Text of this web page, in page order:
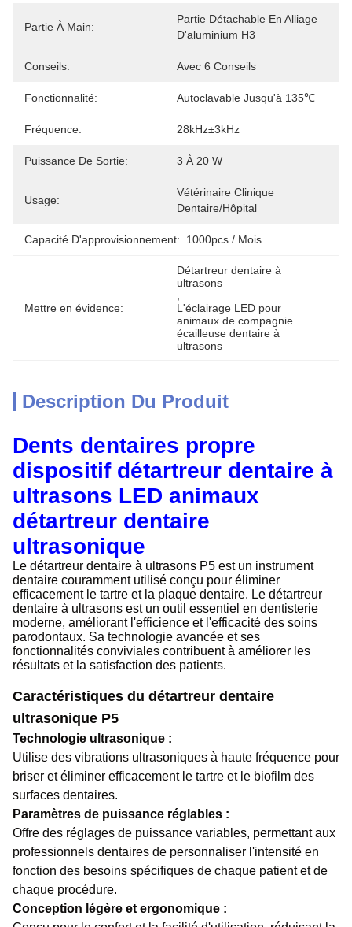
Partie À Main:
Partie Détachable En Alliage
D'aluminium H3
Conseils: Avec 6 Conseils
Fonctionnalité: Autoclavable Jusqu'à 135℃
Fréquence: 28kHz±3kHz
Puissance De Sortie: 3 À 20 W
Usage:
Vétérinaire Clinique
Dentaire/hôpital
Capacité D'approvisionnement: 1000pcs / Mois
Mettre en évidence:
Détartreur dentaire à
ultrasons
L'éclairage LED pour
animaux de compagnie
écailleuse dentaire à
ultrasons
Description Du Produit
Dents dentaires propre
dispositif détartreur dentaire à
ultrasons LED animaux
détartreur dentaire
ultrasonique
Le détartreur dentaire à ultrasons P5 est un instrument
dentaire couramment utilisé conçu pour éliminer
efficacement le tartre et la plaque dentaire. Le détartreur
dentaire à ultrasons est un outil essentiel en dentisterie
moderne, améliorant l'efficience et l'efficacité des soins
parodontaux. Sa technologie avancée et ses
fonctionnalités conviviales contribuent à améliorer les
résultats et la satisfaction des patients.
Caractéristiques du détartreur dentaire
ultrasonique P5
Technologie ultrasonique :
Utilise des vibrations ultrasoniques à haute fréquence pour
briser et éliminer efficacement le tartre et le biofilm des
surfaces dentaires.
Paramètres de puissance réglables :
Offre des réglages de puissance variables, permettant aux
professionnels dentaires de personnaliser l'intensité en
fonction des besoins spécifiques de chaque patient et de
chaque procédure.
Conception légère et ergonomique :